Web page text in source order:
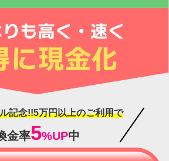
記念!!5万円以上のご利用で
金率5%UP中